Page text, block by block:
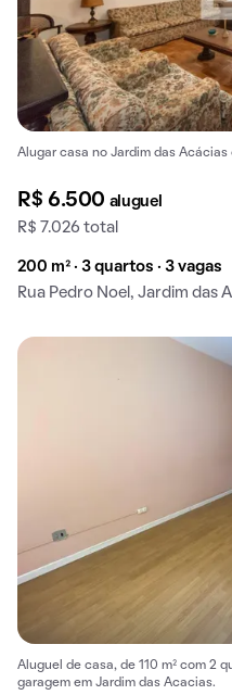
Alugar casa no Jardim das Acácias
R$ 6.500 aluguel
R$ 7.026 total
200 m² · 3 quartos · 3 vagas
Rua Pedro Noel, Jardim das
Aluguel de casa, de 110 m² com 2
garagem em Jardim das Acacias.